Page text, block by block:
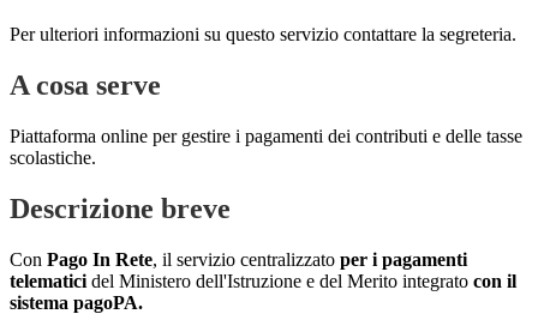
Per ulteriori informazioni su questo servizio contattare la segreteria.
A cosa serve
Piattaforma online per gestire i pagamenti dei contributi e delle tasse
scolastiche.
Descrizione breve
Con Pago In Rete, il servizio centralizzato per i pagamenti
telematici del Ministero dell'Istruzione e del Merito integrato con il
sistema pagoPA.